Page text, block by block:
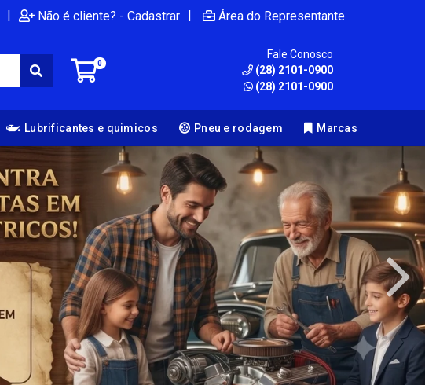
| Não é cliente? - Cadastrar | Área do Representante
0
Fale Conosco
(28) 2101-0900
(28) 2101-0900
Lubrificantes e quimicos Pneu e rodagem Marcas